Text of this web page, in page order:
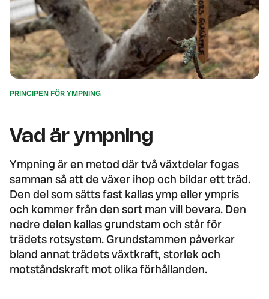
PRINCIPEN FÖR YMPNING
Vad är ympning
Ympning är en metod där två växtdelar fogas
samman så att de växer ihop och bildar ett träd.
Den del som sätts fast kallas ymp eller ympris
och kommer från den sort man vill bevara. Den
nedre delen kallas grundstam och står för
trädets rotsystem. Grundstammen påverkar
bland annat trädets växtkraft, storlek och
motståndskraft mot olika förhållanden.